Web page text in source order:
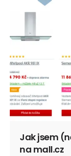
Jak jsem
na mall.cz